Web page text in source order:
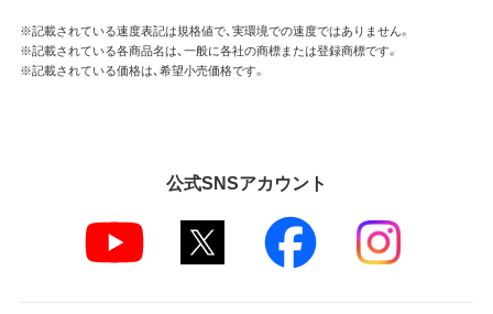
※記載されている速度表記は規格値で、実環境での速度ではありません。
※記載されている各商品名は、一般に各社の商標または登録商標です。
※記載されている価格は、希望小売価格です。
公式SNSアカウント